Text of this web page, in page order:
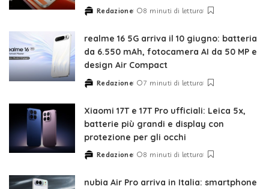
Posted
Redazione 8 minuti di lettura
realme 16 5G arriva il 10 giugno: batteria
da 6.550 mAh, fotocamera AI da 50 MP e
design Air Compact
Posted
Redazione 7 minuti di lettura
Xiaomi 17T e 17T Pro ufficiali: Leica 5x,
batterie più grandi e display con
protezione per gli occhi
Posted
Redazione 8 minuti di lettura
nubia Air Pro arriva in Italia: smartphone